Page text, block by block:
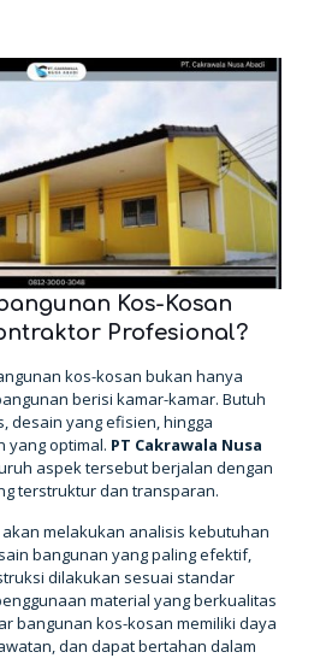
Kos-Kosan
Profesional?
kos-kosan bukan hanya
berisi kamar-kamar. Butuh
desain yang efisien, hingga
yang optimal. PT Cakrawala Nusa
aspek tersebut berjalan dengan
terstruktur dan transparan.
melakukan analisis kebutuhan
bangunan yang paling efektif,
dilakukan sesuai standar
material yang berkualitas
bangunan kos-kosan memiliki daya
dan dapat bertahan dalam